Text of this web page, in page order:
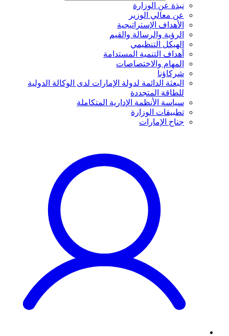
نبذة عن الوزارة
عن معالي الوزير
الأهداف الإستراتيجية
الرؤية والرسالة والقيم
الهيكل التنظيمي
أهداف التنمية المستدامة
المهام والاختصاصات
شركاؤنا
البعثة الدائمة لدولة الإمارات لدى الوكالة الدولية
للطاقة المتجددة
سياسة الأنظمة الإدارية المتكاملة
تطبيقات الوزارة
جناح الإمارات